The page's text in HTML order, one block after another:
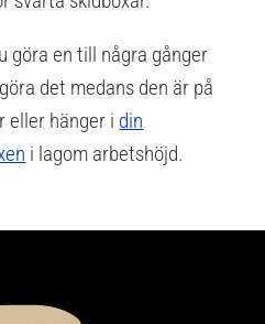
göra en till några gånger
det medans den är på
eller hänger i din
i lagom arbetshöjd.